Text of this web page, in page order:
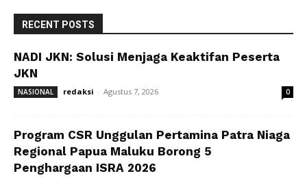
RECENT POSTS
NADI JKN: Solusi Menjaga Keaktifan Peserta
JKN
NASIONAL redaksi - Agustus 7, 2026 0
Program CSR Unggulan Pertamina Patra Niaga
Regional Papua Maluku Borong 5
Penghargaan ISRA 2026